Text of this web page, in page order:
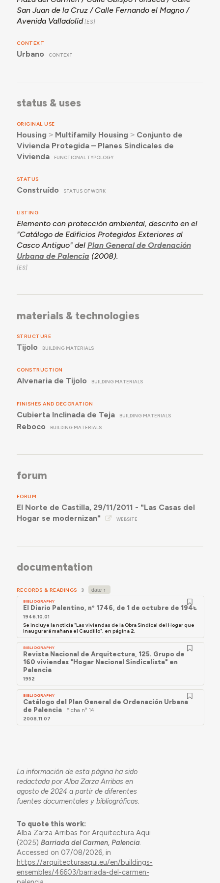
San Juan de la Cruz / Calle Fernando el Magno /
Avenida Valladolid
CONTEXT
Urbano CONTEXT
status & uses
ORIGINAL USE
Housing ˃ Multifamily Housing ˃ Conjunto de
Vivienda Protegida – Planes Sindicales de
Vivienda
FUNCTIONAL TYPOLOGY
STATUS
Construído STATUS OF WORK
LISTING
Elemento con protección ambiental, descrito en el
"Catálogo de Edificios Protegidos Exteriores al
Casco Antiguo" del Plan General de Ordenación
Urbana de Palencia(2008).
materials & technologies
STRUCTURE
Tijolo BUILDING MATERIALS
CONSTRUCTION
Alvenaria de Tijolo BUILDING MATERIALS
FINISHES AND DECORATION
Cubierta Inclinada de Teja BUILDING MATERIALS
Reboco BUILDING MATERIALS
forum
FORUM
El Norte de Castilla, 29/11/2011 - "Las Casas del
Hogar se modernizan"
WEBSITE
documentation
RECORDS & READINGS 3
BIBLIOGRAPHY
El Diario Palentino, nº 1746, de 1 de octubre de 1946
1946.10.01
Se incluye la noticia "Las viviendas de la Obra Sindical del Hogar que
inaugurará mañana el Caudillo", en página 2.
BIBLIOGRAPHY
Revista Nacional de Arquitectura, 125. Grupo de
160 viviendas "Hogar Nacional Sindicalista" en
Palencia
1952
BIBLIOGRAPHY
Catálogo del Plan General de Ordenación Urbana
de Palencia
Ficha nº 14
2008.11.07
La información de esta página ha sido
redactada por Alba Zarza Arribas en
agosto de 2024 a partir de diferentes
fuentes documentales y bibliográficas.
To quote this work:
Alba Zarza Arribas for Arquitectura Aqui
(2025) Barriada del Carmen, Palencia.
Accessed on 07/08/2026, in
https://arquitecturaaqui.eu/en/buildings-
ensembles/46603/barriada-del-carmen-